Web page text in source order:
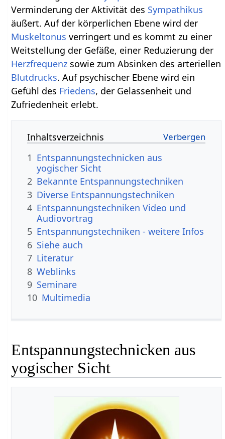
Verminderung der Aktivität des Sympathikus
äußert. Auf der körperlichen Ebene wird der
Muskeltonus verringert und es kommt zu einer
Weitstellung der Gefäße, einer Reduzierung der
Herzfrequenz sowie zum Absinken des arteriellen
Blutdrucks. Auf psychischer Ebene wird ein
Gefühl des Friedens, der Gelassenheit und
Zufriedenheit erlebt.
Inhaltsverzeichnis
1 Entspannungstechnicken aus
yogischer Sicht
2 Bekannte Entspannungstechniken
3 Diverse Entspannungstechniken
4 Entspannungstechniken Video und
Audiovortrag
5 Entspannungstechniken - weitere Infos
6 Siehe auch
7 Literatur
8 Weblinks
9 Seminare
10 Multimedia
Entspannungstechnicken aus
yogischer Sicht